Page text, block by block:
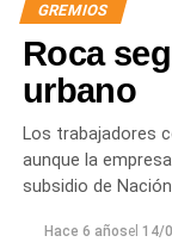
GREMIOS
Roca
urbano
Los trabajadores
aunque la
subsidio de
Hace 6 añosel 14/